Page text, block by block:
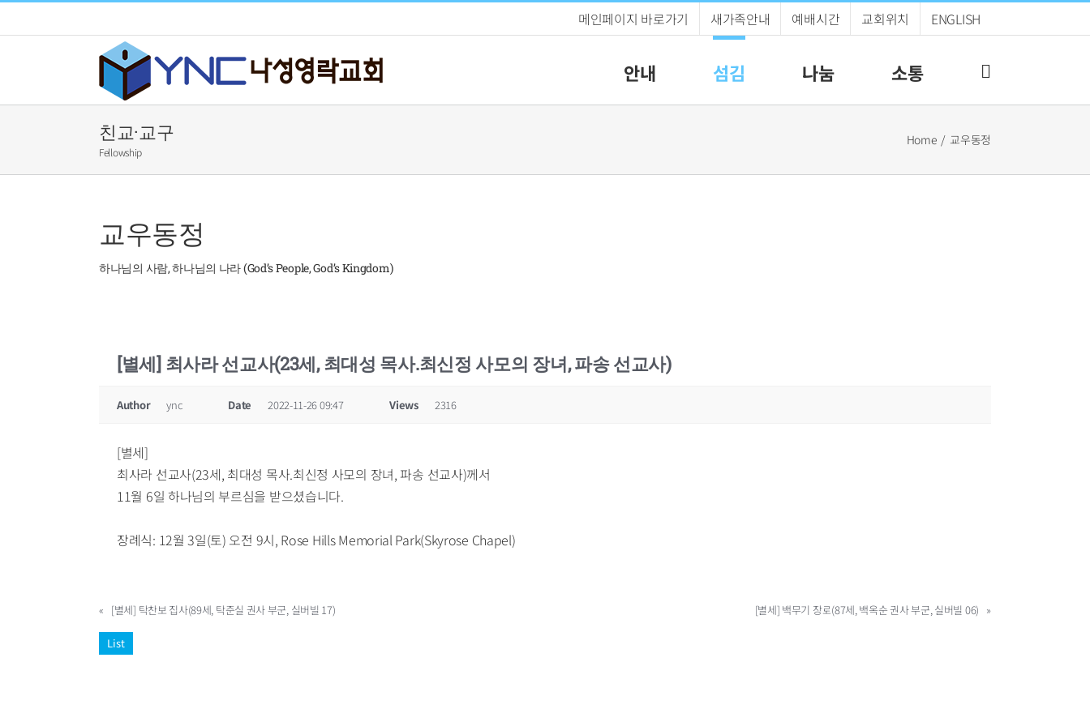
to
메인페이지 바로가기 새가족안내 예배시간 교회위치 ENGLISH
안내 섬김 나눔 소통
친교·교구
Fellowship
Home 교우동정
교우동정
하나님의 사람, 하나님의 나라 (God’s People, God’s Kingdom)
[별세] 최사라 선교사(23세, 최대성 목사.최신정 사모의 장녀, 파송 선교사)
Author ync Date 2022-11-26 09:47 Views 2316
[별세]
최사라 선교사(23세, 최대성 목사.최신정 사모의 장녀, 파송 선교사)께서
11월 6일 하나님의 부르심을 받으셨습니다.
장례식: 12월 3일(토) 오전 9시, Rose Hills Memorial Park(Skyrose Chapel)
« [별세] 탁찬보 집사(89세, 탁준실 권사 부군, 실버빌 17) [별세] 백무기 장로(87세, 백옥순 권사 부군, 실버빌 06) »
List